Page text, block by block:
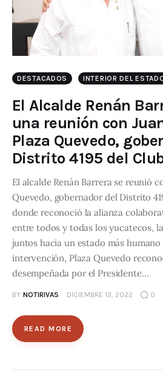
DESTACADOS INTERIOR DEL
El Alcalde Renán
una reunión con
Plaza Quevedo,
Distrito 4195 del
El alcalde Renán Barrera se reunió
Quevedo, gobernador del Distrito
donde reconoció la alianza
entre todos y todas los yucatecos,
juntos hacia un estado más
intervención, Plaza Quevedo
desempeñada por el Presidente…
BY NOTIRIVAS DICIEMBRE 13, 2022 0
READ MORE